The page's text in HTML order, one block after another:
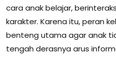
cara anak belajar,
karakter. Karena itu, peran
benteng utama agar anak
tengah derasnya arus